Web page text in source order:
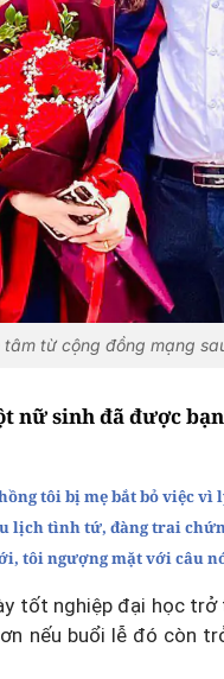
từ cộng đồng mạng
nữ sinh đã được
tôi bị mẹ bắt bỏ việc vì
lịch tình tứ, đàng trai
tôi ngượng mặt với câu
tốt nghiệp đại học
nếu buổi lễ đó còn